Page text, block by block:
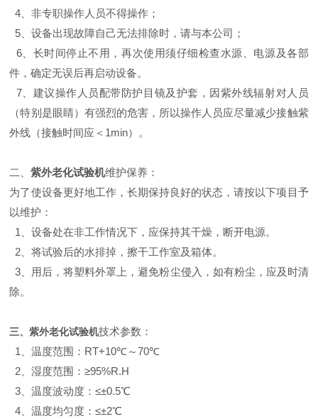
4、非专职操作人员不得操作 ；
5、设备出现故障自己无法排除时，请与本公司 ；
6、 长时间停止不用 ，再次使用须仔细检查水源、电源及各部
件，确定无误后再启动设备。
7、 建议操作人员配带防护目镜及护套 ， 因紫外线辐射对人员
（特别是眼睛）有强烈的危害，所以操作人员应尽量减少接触紫
外线（接触时间应＜1min）。
二、紫外老化试验机维护保养 ：
为了使设备更好地工作，长期保持良好的状态，请按以下项目予
以维护：
1、设备处在非工作情况下，应保持其干燥， 断开电源。
2、将试验后的水排掉，擦干工作室及箱体。
3、 用后，将塑料外罩上，避免粉尘侵入 ， 如有粉尘， 应及时清
除。
三、紫外老化试验机技术参数：
1、温度范围：RT+10℃～70℃
2、湿度范围：≥95%R.H
3、温度波动度：≤±0.5℃
4、温度均匀度：≤±2℃